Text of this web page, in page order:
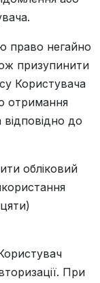
право негайно
призупинити
Користувача
отримання
до
обліковий
При